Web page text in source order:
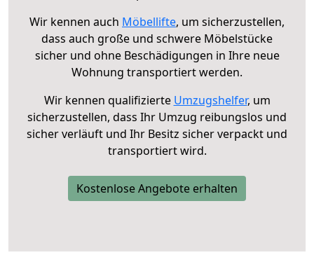
Wir kennen auch Möbellifte, um sicherzustellen,
dass auch große und schwere Möbelstücke
sicher und ohne Beschädigungen in Ihre neue
Wohnung transportiert werden.
Wir kennen qualifizierte Umzugshelfer, um
sicherzustellen, dass Ihr Umzug reibungslos und
sicher verläuft und Ihr Besitz sicher verpackt und
transportiert wird.
Kostenlose Angebote erhalten